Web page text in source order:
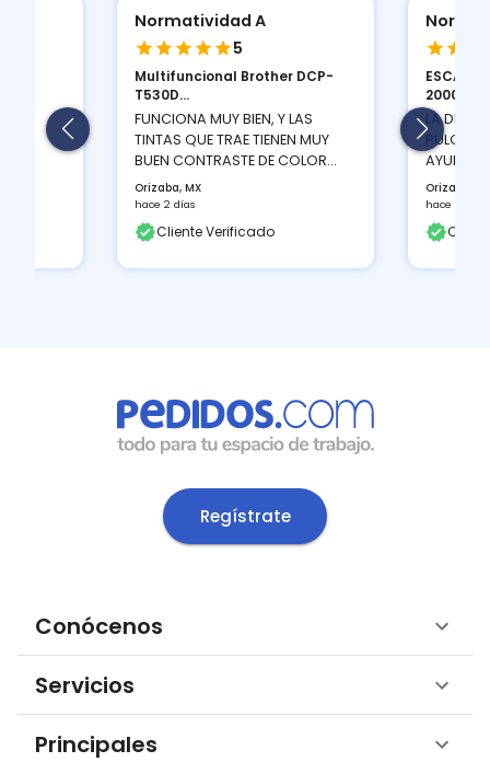
Normatividad A
5
Multifuncional Brother DCP-
T530D...
FUNCIONA MUY BIEN, Y LAS
TINTAS QUE TRAE TIENEN MUY
BUEN CONTRASTE DE COLOR...
Orizaba, MX
hace 2 días
Cliente Verificado
2000 S...
LA
AYUDA A
Orizaba,
hace 2 días
Regístrate
Conócenos
Servicios
Principales